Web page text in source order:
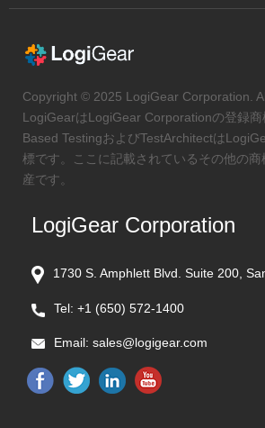
Copyright © 2025 LogiGear Corporation.
LogiGearはLogiGear Corporationの登録
Based TestingおよびTestArchitectは
標です。ここに記載されているその他の
産です。
LogiGear Corporation
1730 S. Amphlett Blvd. Suite 200,
Tel: +1 (650) 572-1400
Email: sales@logigear.com